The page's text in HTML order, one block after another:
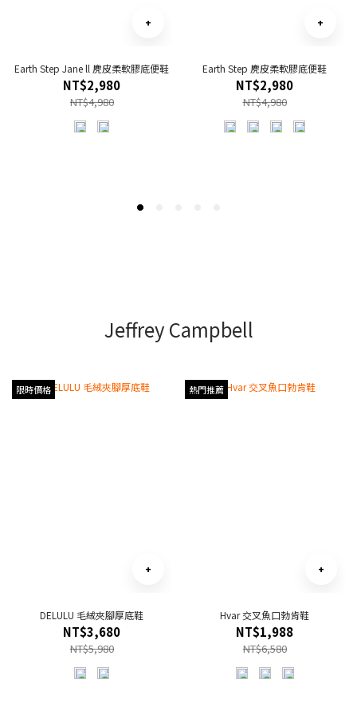
Earth Step Jane ll 麂皮柔軟膠底便鞋
NT$2,980
NT$4,980
Earth Step 麂皮柔軟膠底便鞋
NT$2,980
NT$4,980
Jeffrey Campbell
限時價格
DELULU 毛絨夾腳厚底鞋
NT$3,680
NT$5,980
熱門推薦
Hvar 交叉魚口勃肯鞋
NT$1,988
NT$6,580